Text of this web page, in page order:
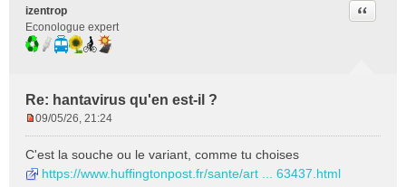
izentrop
Econologue expert
Re: hantavirus qu'en est-il ?
Citer
s
s
09/05/26, 21:24
C'est la souche ou le variant, comme tu choises
https://www.huffingtonpost.fr/sante/art ... 63437.html